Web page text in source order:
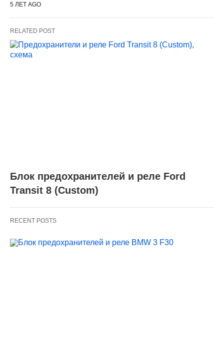
5 ЛЕТ AGO
RELATED POST
Блок предохранителей и реле Ford
Transit 8 (Custom)
RECENT POSTS